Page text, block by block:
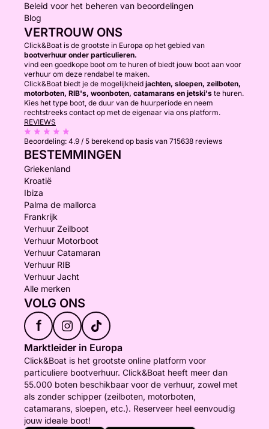
Beleid voor het beheren van beoordelingen
Blog
VERTROUW ONS
Click&Boat is de grootste in Europa op het gebied van
bootverhuur onder particulieren.
vind een goedkope boot om te huren of biedt jouw boot aan voor
verhuur om deze rendabel te maken.
Click&Boat biedt je de mogelijkheid jachten, sloepen, zeilboten,
motorboten, RIB's, woonboten, catamarans en jetski's te huren.
Kies het type boot, de duur van de huurperiode en neem
rechtstreeks contact op met de eigenaar via ons platform.
REVIEWS
Beoordeling: 4.9 / 5 berekend op basis van 715638 reviews
BESTEMMINGEN
Griekenland
Kroatië
Ibiza
Palma de mallorca
Frankrijk
Verhuur Zeilboot
Verhuur Motorboot
Verhuur Catamaran
Verhuur RIB
Verhuur Jacht
Alle merken
VOLG ONS
f
Marktleider in Europa
Click&Boat is het grootste online platform voor
particuliere bootverhuur. Click&Boat heeft meer dan
55.000 boten beschikbaar voor de verhuur, zowel met
als zonder schipper (zeilboten, motorboten,
catamarans, sloepen, etc.). Reserveer heel eenvoudig
jouw ideale boot!